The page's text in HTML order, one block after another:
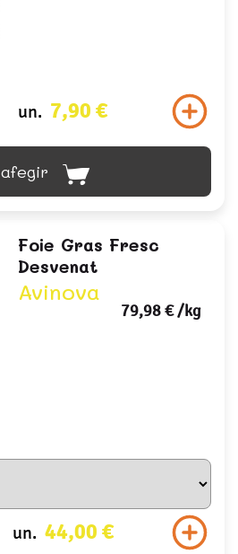
un. 7,90 €
afegir
Foie Gras Fresc
Desvenat
Avinova
79,98 €/kg
un. 44,00 €